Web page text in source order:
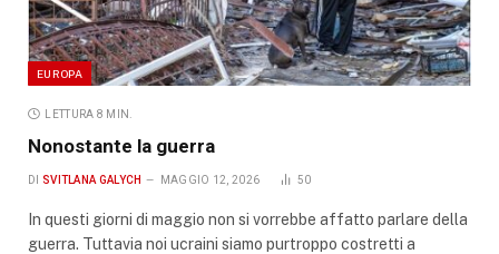
EUROPA
LETTURA 8 MIN.
Nonostante la guerra
DI SVITLANA GALYCH MAGGIO 12, 2026 50
In questi giorni di maggio non si vorrebbe affatto parlare della
guerra. Tuttavia noi ucraini siamo purtroppo costretti a